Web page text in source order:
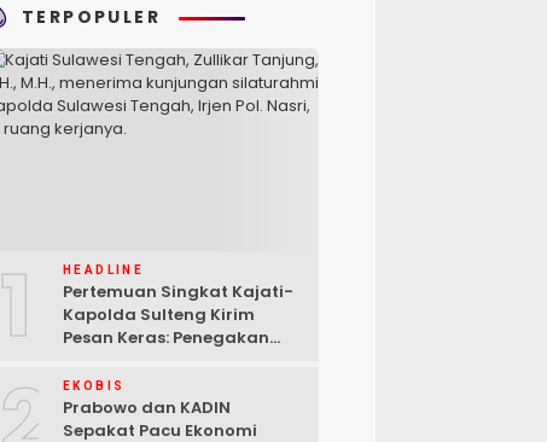
TERPOPULER
1 HEADLINE
Pertemuan Singkat Kajati-
Kapolda Sulteng Kirim
Pesan Keras: Penegakan
EKOBIS
Prabowo dan KADIN
Sepakat Pacu Ekonomi